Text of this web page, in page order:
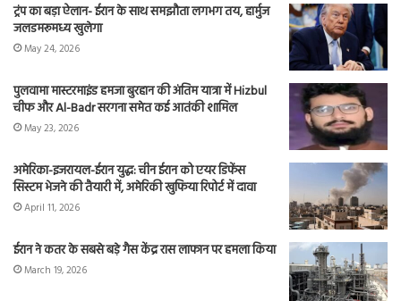
ट्रंप का बड़ा ऐलान- ईरान के साथ समझौता लगभग तय, हार्मुज
जलडमरूमध्य खुलेगा
May 24, 2026
पुलवामा मास्टरमाइंड हमजा बुरहान की अंतिम यात्रा में Hizbul
चीफ और Al-Badr सरगना समेत कई आतंकी शामिल
May 23, 2026
अमेरिका-इजरायल-ईरान युद्ध: चीन ईरान को एयर डिफेंस
सिस्टम भेजने की तैयारी में, अमेरिकी खुफिया रिपोर्ट में दावा
April 11, 2026
ईरान ने कतर के सबसे बड़े गैस केंद्र रास लाफान पर हमला किया
March 19, 2026